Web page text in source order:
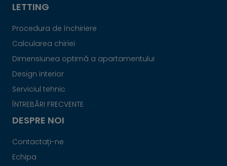
LETTING
Procedura de închiriere
Calcularea chiriei
Dimensiunea optimă a apartamentului
Design interior
Serviciul tehnic
ÎNTREBĂRI FRECVENTE
DESPRE NOI
Contactați-ne
Echipa